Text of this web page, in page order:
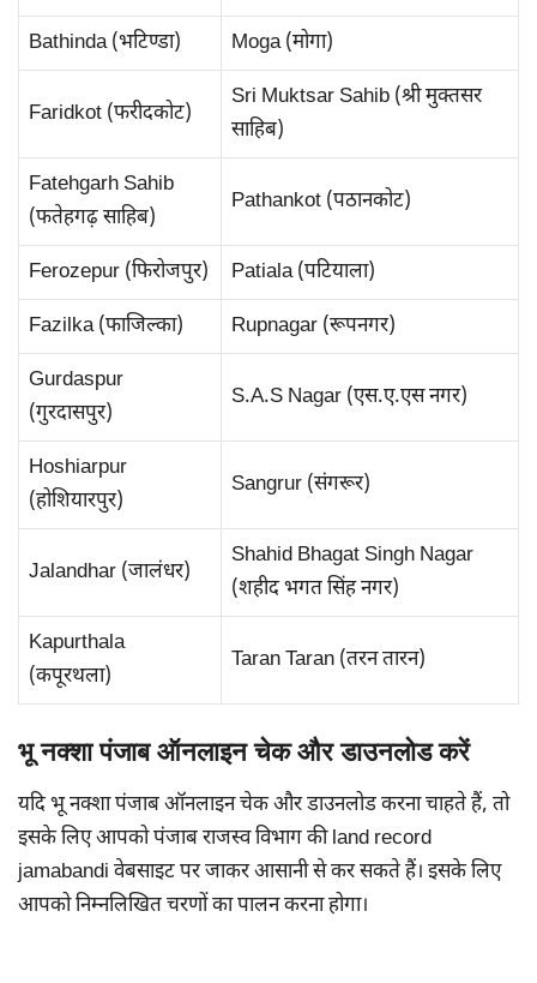
Bathinda (भटिण्डा) Moga (मोगा)
Faridkot (फरीदकोट)
Sri Muktsar Sahib (श्री मुक्तसर
साहिब)
Fatehgarh Sahib
(फतेहगढ़ साहिब)
Pathankot (पठानकोट)
Ferozepur (फिरोजपुर) Patiala (पटियाला)
Fazilka (फाजिल्का) Rupnagar (रूपनगर)
Gurdaspur
(गुरदासपुर)
S.A.S Nagar (एस.ए.एस नगर)
Hoshiarpur
(होशियारपुर)
Sangrur (संगरूर)
Jalandhar (जालंधर)
Shahid Bhagat Singh Nagar
(शहीद भगत सिंह नगर)
Kapurthala
(कपूरथला)
Taran Taran (तरन तारन)
भू नक्शा पंजाब ऑनलाइन चेक और डाउनलोड करें
यदि भू नक्शा पंजाब ऑनलाइन चेक और डाउनलोड करना चाहते हैं, तो
इसके लिए आपको पंजाब राजस्व विभाग की land record
jamabandi वेबसाइट पर जाकर आसानी से कर सकते हैं। इसके लिए
आपको निम्नलिखित चरणों का पालन करना होगा।